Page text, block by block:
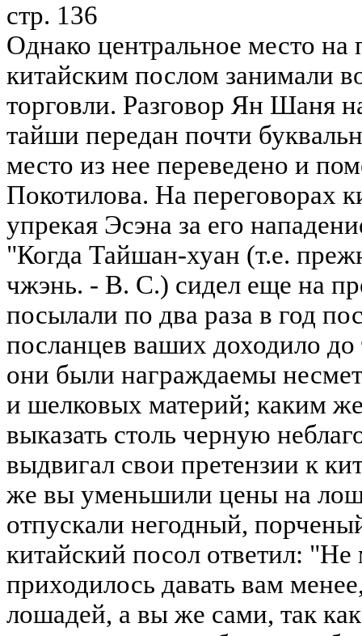
стр. 136
Однако центральное место на
китайским послом занимали
торговли. Разговор Ян Шаня
тайши передан почти
место из нее переведено и
Покотилова. На переговорах
упрекая Эсэна за его
"Когда Тайшан-хуан (т.е.
чжэнь. - B. C.) сидел еще на
посылали по два раза в год
посланцев ваших доходило до
они были награждаемы
и шелковых материй; каким
выказать столь черную
выдвигал свои претензии к
же вы уменьшили цены на
отпускали негодный,
китайский посол ответил:
приходилось давать вам
лошадей, а вы же сами, так